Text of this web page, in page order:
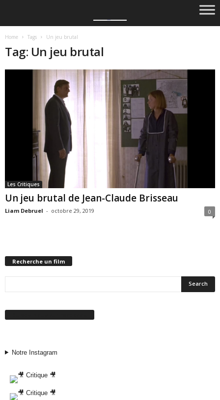
Home Tags Un jeu brutal
Tag: Un jeu brutal
Les Critiques
Un jeu brutal de Jean-Claude Brisseau
Liam Debruel - octobre 29, 2019 0
Recherche un film
Notre Instagram